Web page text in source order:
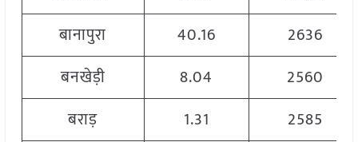
बानापुरा
40.16
2636
बनखेड़ी
8.04
2560
बराड़
1.31
2585